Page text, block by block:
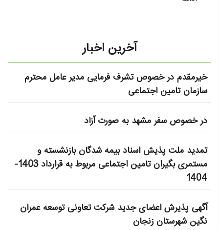
آخرین اخبار
خیرمقدم در خصوص تشرف فرمایی مدیر عامل محترم
سازمان تامین اجتماعی
در خصوص سفر مشهد به صورت آزاد
تمدید ملت پذیش اسناد بیمه شدگان بازنشسته و
مستمری بگیران تامین اجتماعی مربوط به قرارداد 1403-
1404
آگهی پذیرش اعضای جدید شرکت تعاونی توسعه عمران
نگین شهرستان زنجان